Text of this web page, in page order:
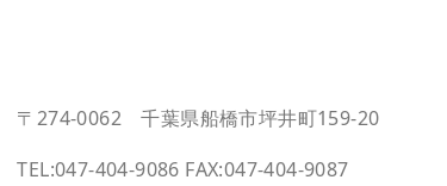
〒274-0062 千葉県船橋市坪井町159-20
TEL:047-404-9086 FAX:047-404-9087